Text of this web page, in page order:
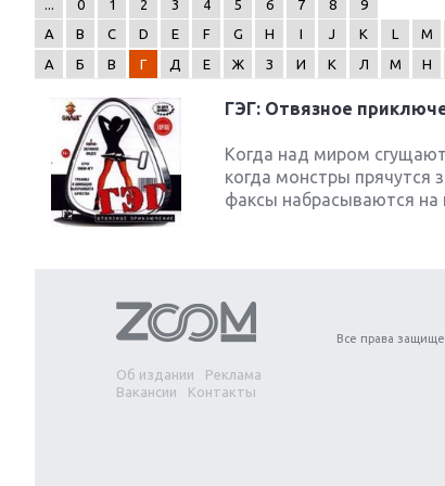
0 1 2 3 4 5 6 7 8
9
A
B C D E F G H I J K L M
А
Б В Г Д Е Ж З И К Л М Н
ГЭГ: Отвязное
Когда над миром
когда монстры прячутся
факсы набрасываются на
Об издании
Реклама
Вакансии
Контакты
Все права